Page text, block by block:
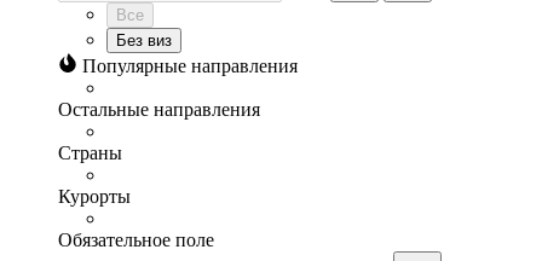
Все
Без виз
Популярные направления
Остальные направления
Страны
Курорты
Обязательное поле